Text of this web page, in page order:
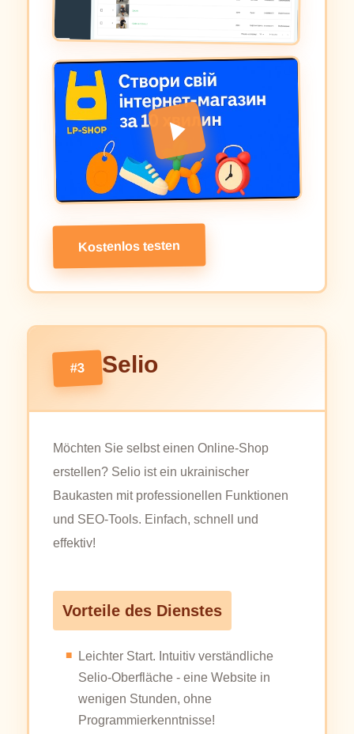
Kostenlos testen
#3 Selio
Möchten Sie selbst einen Online-Shop
erstellen? Selio ist ein ukrainischer
Baukasten mit professionellen Funktionen
und SEO-Tools. Einfach, schnell und
effektiv!
Vorteile des Dienstes
Leichter Start. Intuitiv verständliche
Selio-Oberfläche - eine Website in
wenigen Stunden, ohne
Programmierkenntnisse!